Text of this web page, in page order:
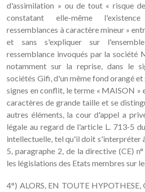
d'assimilation » ou de tout « risque
constatant elle-même
ressemblances à caractère mineur »
et sans s'expliquer sur
ressemblance invoqués par la société
notamment sur la reprise, dans le
sociétés Gifi, d'un même fond orangé et
signes en conflit, le terme « MAISON »
caractères de grande taille et se
autres éléments, la cour d'appel a
légale au regard de l'article L. 713-5
intellectuelle, tel qu'il doit s'interpréter
5, paragraphe 2, de la directive (CE)
les législations des Etats membres sur
4°) ALORS, EN TOUTE